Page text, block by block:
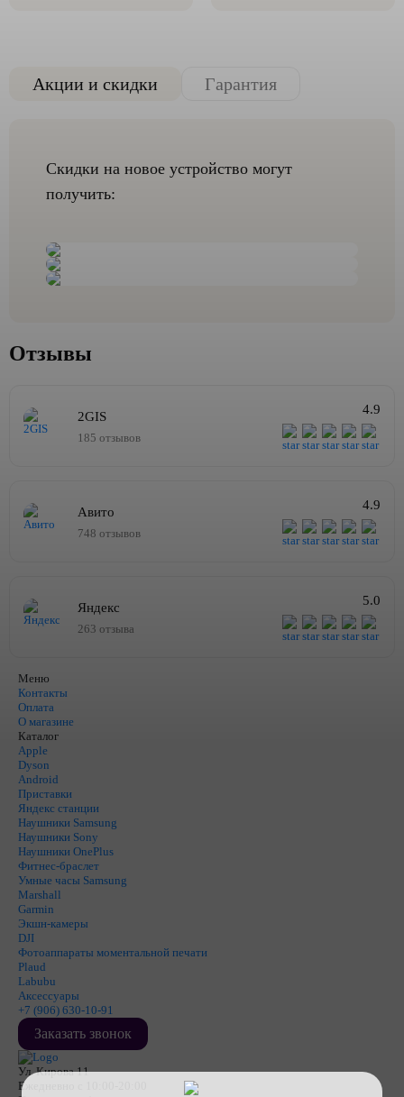
Акции и скидки Гарантия
Скидки на новое устройство могут
получить:
Отзывы
2GIS
185 отзывов
4.9
Авито
748 отзывов
4.9
Яндекс
263 отзыва
5.0
Меню
Контакты
Оплата
О магазине
Каталог
Apple
Dyson
Android
Приставки
Яндекс станции
Наушники Samsung
Наушники Sony
Наушники OnePlus
Фитнес-браслет
Умные часы Samsung
Marshall
Garmin
Экшн-камеры
DJI
Фотоаппараты моментальной печати
Plaud
Labubu
Аксессуары
+7 (906) 630-10-91
Заказать звонок
Ул. Кирова 11
Ежедневно с 10:00-20:00